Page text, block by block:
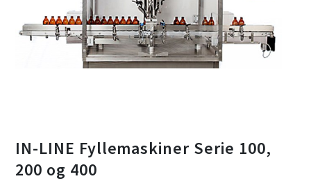
IN-LINE Fyllemaskiner Serie 100,
200 og 400